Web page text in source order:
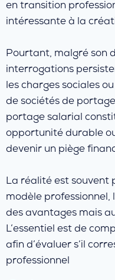
en transition
intéressante à la
Pourtant, malgré son
interrogations
les charges sociales
de sociétés de
portage salarial
opportunité durable
devenir un piège
La réalité est souvent
modèle
des avantages mais
L’essentiel est de
afin d’évaluer s’il
professionnel